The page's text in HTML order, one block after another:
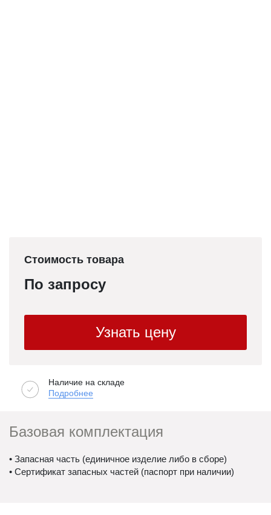
Стоимость товара
По запросу
Узнать цену
Наличие на складе
Подробнее
Базовая комплектация
• Запасная часть (единичное изделие либо в сборе)
• Сертификат запасных частей (паспорт при наличии)